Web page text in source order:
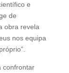
e
de
obra revela
nos equipa
confrontar